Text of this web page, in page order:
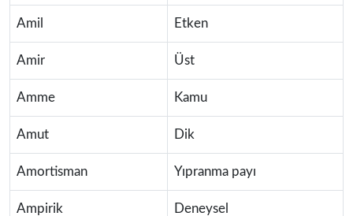
Amil Etken
Amir Üst
Amme Kamu
Amut Dik
Amortisman Yıpranma payı
Ampirik Deneysel